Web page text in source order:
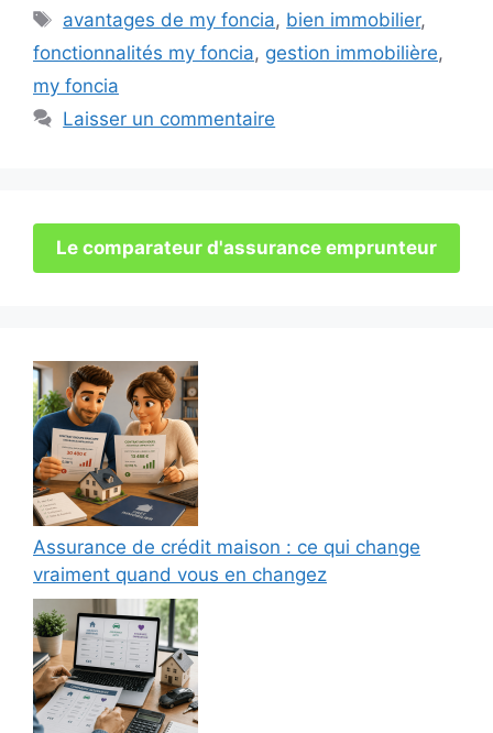
Étiquettes
avantages de my foncia, bien immobilier,
fonctionnalités my foncia, gestion immobilière,
my foncia
Laisser un commentaire
Le comparateur d'assurance emprunteur
Assurance de crédit maison : ce qui change
vraiment quand vous en changez